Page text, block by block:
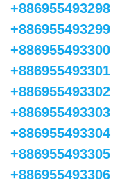
+886955493298
+886955493299
+886955493300
+886955493301
+886955493302
+886955493303
+886955493304
+886955493305
+886955493306